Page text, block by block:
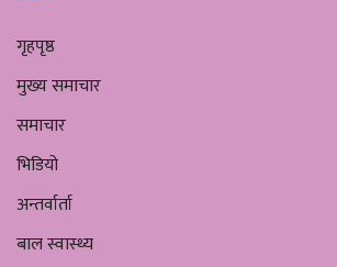
गृहपृष्ठ
मुख्य समाचार
समाचार
भिडियो
अन्तर्वार्ता
बाल स्वास्थ्य